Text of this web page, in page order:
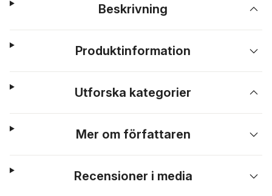
Beskrivning
Produktinformation
Utforska kategorier
Mer om författaren
Recensioner i media